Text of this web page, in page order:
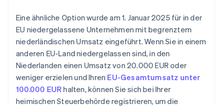
Eine ähnliche Option wurde am 1. Januar 2025 für in der
EU niedergelassene Unternehmen mit begrenztem
niederländischen Umsatz eingeführt. Wenn Sie in einem
anderen EU-Land niedergelassen sind, in den
Niederlanden einen Umsatz von 20.000 EUR oder
weniger erzielen und Ihren EU-Gesamtumsatz unter
100.000 EUR halten, können Sie sich bei Ihrer
heimischen Steuerbehörde registrieren, um die